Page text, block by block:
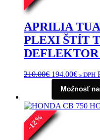
APRILIA
PLEXI ŠTÍT
DEFLEKTOR
210.00€ Pôvodná
cena
bola:
210.00€.
194.00€
je:
s DPH
-
12
%